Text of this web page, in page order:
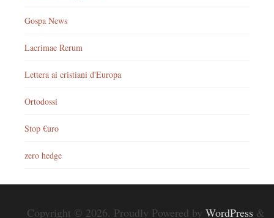
Gospa News
Lacrimae Rerum
Lettera ai cristiani d'Europa
Ortodossi
Stop €uro
zero hedge
Copyright © 2026. Proudly Powered by WordPress &